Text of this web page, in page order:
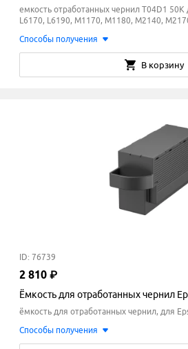
емкость отработанных чернил T04D1 50К
L6170, L6190, M1170, M1180, M2140,
Способы получения
В корзину
ID: 76739
2 810 ₽
Ёмкость для отработанных чернил
ёмкость для отработанных чернил, для
Способы получения